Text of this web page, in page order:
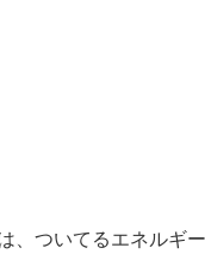
、ついてるエネルギ